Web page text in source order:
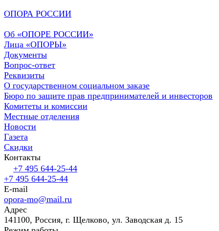
ОПОРА РОССИИ
Об «ОПОРЕ РОССИИ»
Лица «ОПОРЫ»
Документы
Вопрос-ответ
Реквизиты
О государственном социальном заказе
Бюро по защите прав предпринимателей и инвесторов
Комитеты и комиссии
Местные отделения
Новости
Газета
Скидки
Контакты
+7 495 644-25-44
+7 495 644-25-44
E-mail
opora-mo@mail.ru
Адрес
141100, Россия, г. Щелково, ул. Заводская д. 15